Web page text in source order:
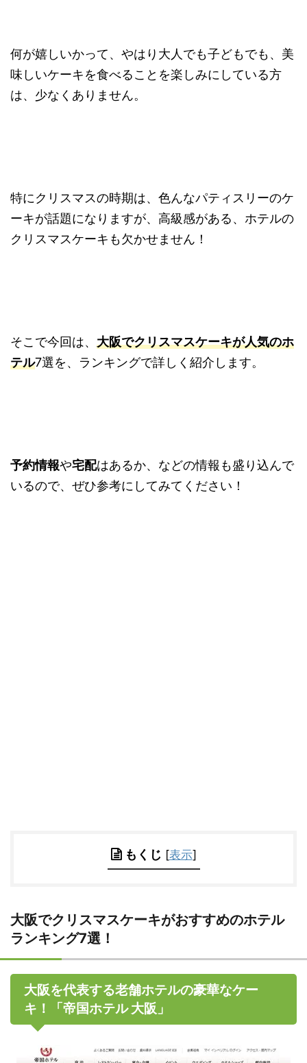
何が嬉しいかって、やはり大人でも子どもでも、美
味しいケーキを食べることを楽しみにしている方
は、少なくありません。
特にクリスマスの時期は、色んなパティスリーのケ
ーキが話題になりますが、高級感がある、ホテルの
クリスマスケーキも欠かせません！
そこで今回は、 大阪でクリスマスケーキが人気のホ
テル7選を、ランキングで詳しく紹介します。
予約情報や宅配はあるか、などの情報も盛り込んで
いるので、ぜひ参考にしてみてください！
もくじ [表示]
大阪でクリスマスケーキがおすすめのホテル
ランキング7選！
大阪を代表する老舗ホテルの豪華なケー
キ！「帝国ホテル 大阪」